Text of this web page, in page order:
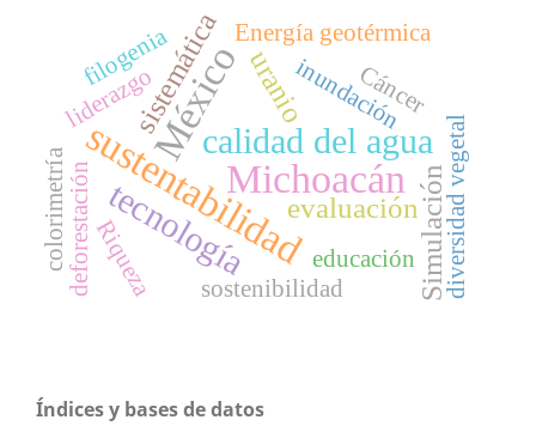
sustentabilidadMichoacán
Méxicocalidad del agua
tecnología evaluaciónSimulación
sistemática uranio
diversidad vegetal
deforestación
Energía geotérmica
inundación
colorimetría
liderazgo
Riqueza educación
Cáncer
filogenia
sostenibilidad
Índices y bases de datos